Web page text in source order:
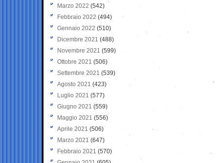
Marzo 2022 (542)
Febbraio 2022 (494)
Gennaio 2022 (510)
Dicembre 2021 (488)
Novembre 2021 (599)
Ottobre 2021 (506)
Settembre 2021 (539)
Agosto 2021 (423)
Luglio 2021 (577)
Giugno 2021(559)
Maggio 2021 (556)
Aprile 2021 (506)
Marzo 2021 (647)
Febbraio 2021 (570)